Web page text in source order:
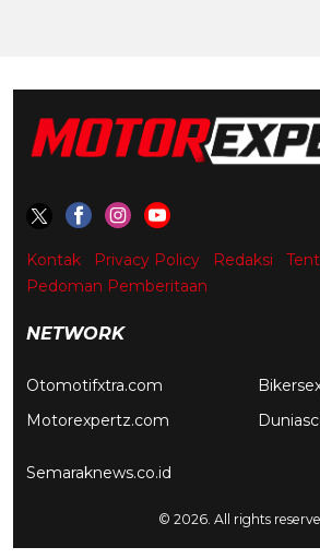
Kontak Privacy Policy Redaksi
Pedoman Pemberitaan
NETWORK
Otomotifxtra.com
Motorexpertz.com
Semaraknews.co.id
© 2026. All rights